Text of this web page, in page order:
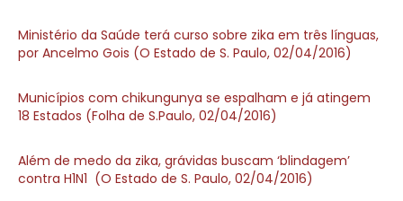
Ministério da Saúde terá curso sobre zika em três línguas,
por Ancelmo Gois (O Estado de S. Paulo, 02/04/2016)
Municípios com chikungunya se espalham e já atingem
18 Estados (Folha de S.Paulo, 02/04/2016)
Além de medo da zika, grávidas buscam ‘blindagem’
contra H1N1 (O Estado de S. Paulo, 02/04/2016)